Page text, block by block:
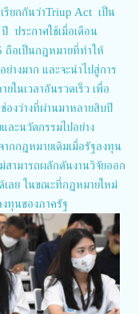
รียกกันว่าTriup Act เป็น
ประกาศใช้เมื่อเดือน
อเป็นกฎหมายที่ทำให้
ย่างมาก และจะนำไปสู่การ
ในเวลาอันรวดเร็ว เพื่อ
งว่างที่ผ่านมาหลายสิบปี
ละนวัตกรรมไปอย่าง
กกฎหมายเดิมเมื่อรัฐลงทุน
สามารถผลักดันงานวิจัยออก
เลย ในขณะที่กฏหมายใหม่
ทุนของภาครัฐ​